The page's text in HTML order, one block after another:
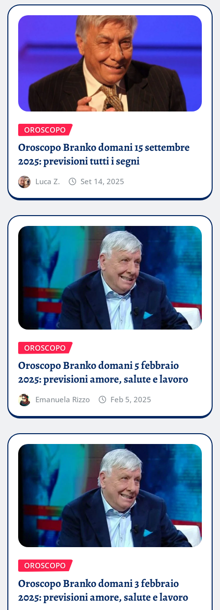
OROSCOPO
Oroscopo Branko domani 15 settembre
2025: previsioni tutti i segni
Luca Z. Set 14, 2025
OROSCOPO
Oroscopo Branko domani 5 febbraio
2025: previsioni amore, salute e lavoro
Emanuela Rizzo Feb 5, 2025
OROSCOPO
Oroscopo Branko domani 3 febbraio
2025: previsioni amore, salute e lavoro